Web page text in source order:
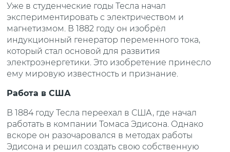
Уже в студенческие годы Тесла начал
экспериментировать с электричеством и
магнетизмом. В 1882 году он изобрёл
индукционный генератор переменного тока,
который стал основой для развития
электроэнергетики. Это изобретение принесло
ему мировую известность и признание.
Работа в США
В 1884 году Тесла переехал в США, где начал
работать в компании Томаса Эдисона. Однако
вскоре он разочаровался в методах работы
Эдисона и решил создать свою собственную